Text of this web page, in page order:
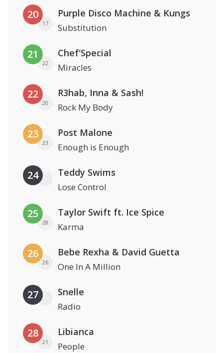
20
17
Purple Disco Machine & Kungs
Substitution
21
22
Chef'Special
Miracles
22
20
R3hab, Inna & Sash!
Rock My Body
23
23
Post Malone
Enough is Enough
24 Teddy Swims
Lose Control
25
28
Taylor Swift ft. Ice Spice
Karma
26
26
Bebe Rexha & David Guetta
One In A Million
27 Snelle
Radio
28
21
Libianca
People